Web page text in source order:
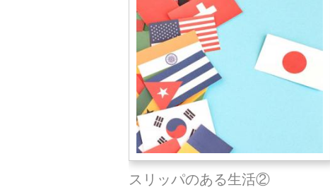
スリッパのある生活②